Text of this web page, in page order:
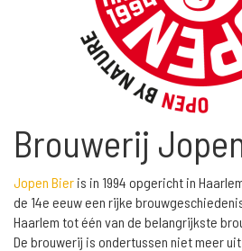
Brouwerij
Jopen Bier is in 1994 opgericht in
de 14e eeuw een rijke
Haarlem tot één van de belangrijkste
De brouwerij is ondertussen niet meer